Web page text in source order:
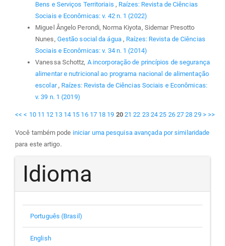
Bens e Serviços Territoriais , Raízes: Revista de Ciências
Sociais e Econômicas: v. 42 n. 1 (2022)
Miguel Ângelo Perondi, Norma Kiyota, Sidemar Presotto
Nunes, Gestão social da água , Raízes: Revista de Ciências
Sociais e Econômicas: v. 34 n. 1 (2014)
Vanessa Schottz, A incorporação de princípios de segurança
alimentar e nutricional ao programa nacional de alimentação
escolar, Raízes: Revista de Ciências Sociais e Econômicas:
v. 39 n. 1 (2019)
<< < 10 11 12 13 14 15 16 17 18 19 20 21 22 23 24 25 26 27 28 29 > >>
Você também pode iniciar uma pesquisa avançada por similaridade
para este artigo.
Idioma
Português (Brasil)
English